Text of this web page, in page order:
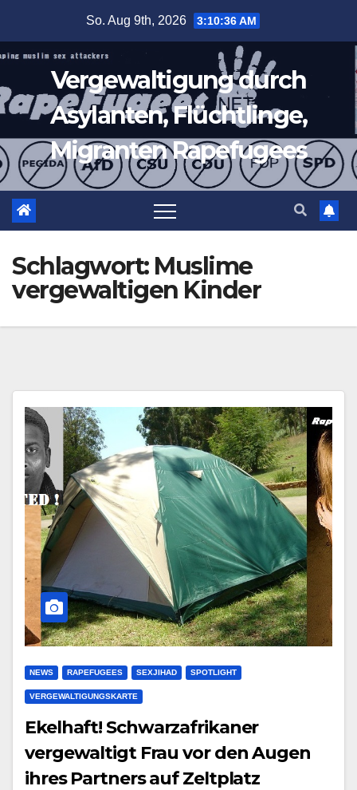
springen
So. Aug 9th, 2026 3:10:36 AM
Vergewaltigung durch
Asylanten, Flüchtlinge,
Migranten Rapefugees
Schlagwort: Muslime
vergewaltigen Kinder
NEWS RAPEFUGEES SEXJIHAD SPOTLIGHT
VERGEWALTIGUNGSKARTE
Ekelhaft! Schwarzafrikaner
vergewaltigt Frau vor den Augen
ihres Partners auf Zeltplatz